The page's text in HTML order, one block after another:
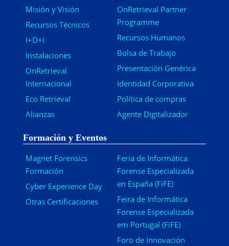
Misión y Visión
Recursos Técnicos
I+D+I
Instalaciones
OnRetrieval
Internacional
Eco Retrieval
Alianzas
OnRetrieval Partner
Programme
Recursos Humanos
Bolsa de Trabajo
Presentación Genérica
Identidad Corporativa
Política de compras
Agente Digitalizador
Formación y Eventos
Magnet Forensics
Formación
Cyber Experience Day
Otras Certificaciones
Feria de Informática
Forense Especializada
en España (FiFE)
Feira de Informática
Forense Especializada
em Portugal (FiFE)
Foro de Innovación